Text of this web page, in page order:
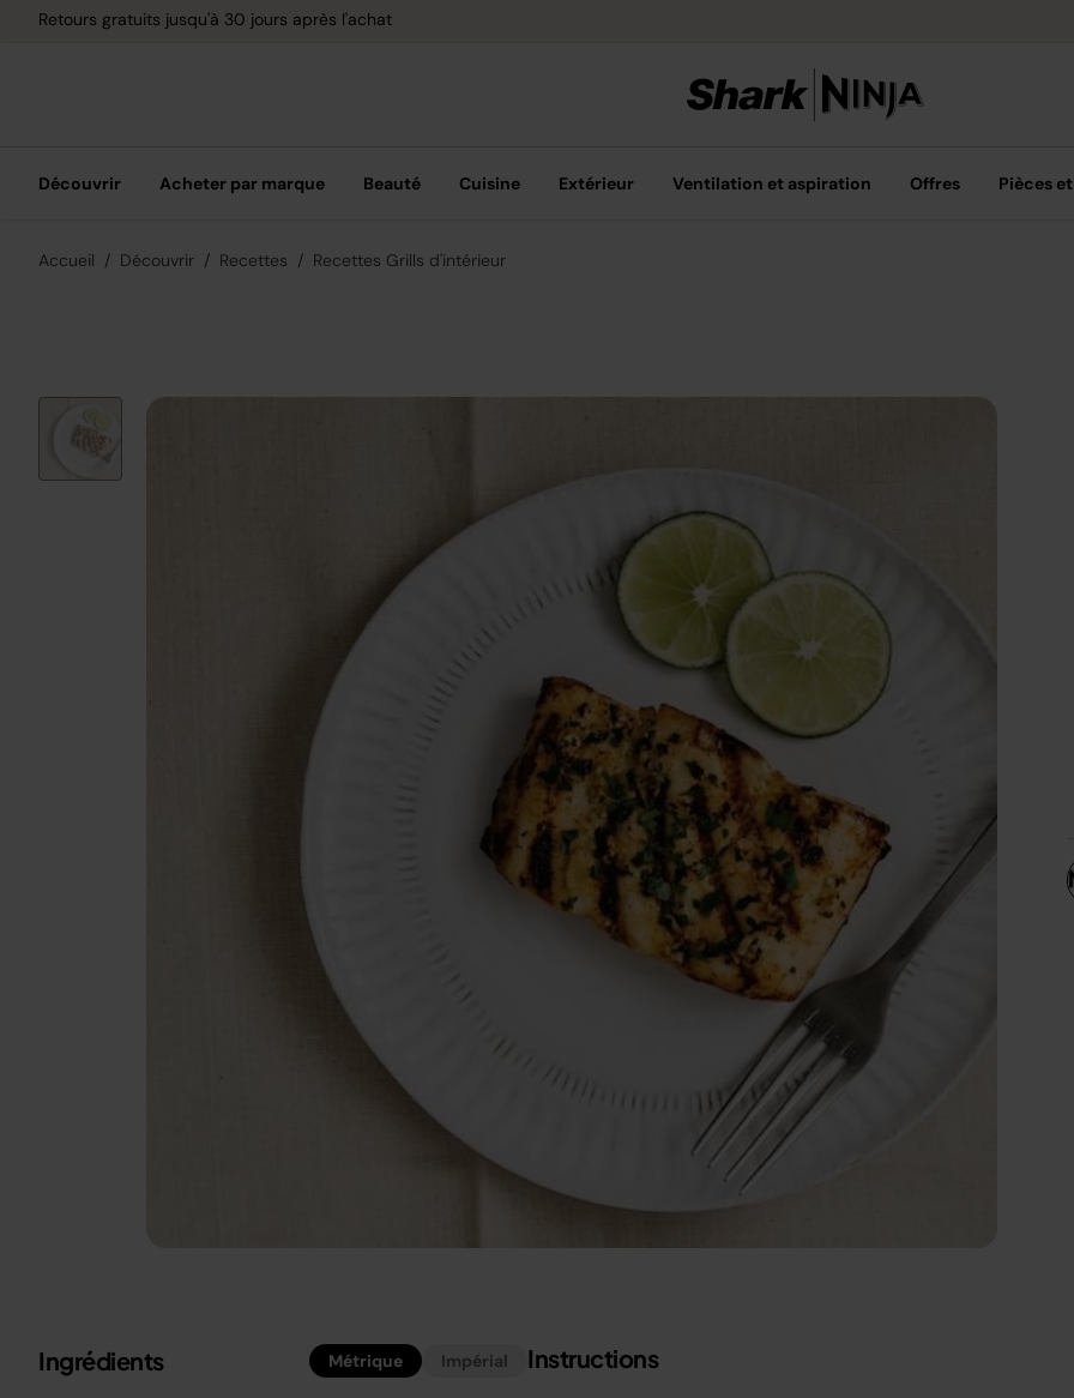
Retours gratuits jusqu'à 30 jours après l'achat Options de
Découvrir Acheter par marque Beauté Cuisine Extérieur Ventilation et aspiration Offres Pièces
Accueil Découvrir Recettes Recettes Grills d'intérieur
Ingrédients Métrique Impérial Instructions